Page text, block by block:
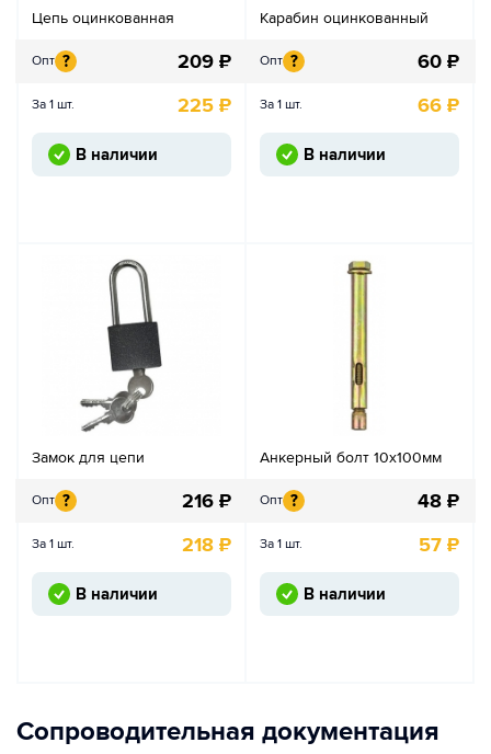
Цепь оцинкованная
Опт ? 209 ₽
За 1 шт. 225 ₽
В наличии
Карабин оцинкованный
Опт ? 60 ₽
За 1 шт. 66 ₽
В наличии
Замок для цепи
Опт ? 216 ₽
За 1 шт. 218 ₽
В наличии
Анкерный болт 10х100мм
Опт ? 48 ₽
За 1 шт. 57 ₽
В наличии
Сопроводительная документация